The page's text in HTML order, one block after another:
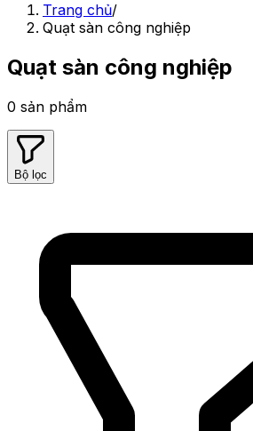
Trang chủ/
Quạt sàn công nghiệp
Quạt sàn công nghiệp
0 sản phẩm
Bộ lọc